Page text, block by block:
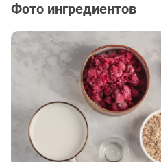
Фото ингредиентов